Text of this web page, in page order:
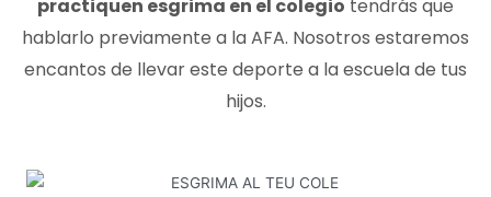
practiquen esgrima en el colegio tendrás que
hablarlo previamente a la AFA. Nosotros estaremos
encantos de llevar este deporte a la escuela de tus
hijos.